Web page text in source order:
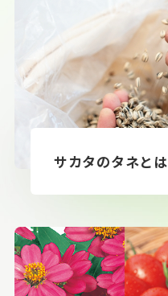
サカタのタネとは